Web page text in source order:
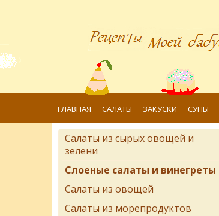
ГЛАВНАЯ САЛАТЫ ЗАКУСКИ СУПЫ
Салаты из сырых овощей и
зелени
Слоеные салаты и винегреты
Салаты из овощей
Салаты из морепродуктов